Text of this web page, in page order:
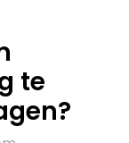
te